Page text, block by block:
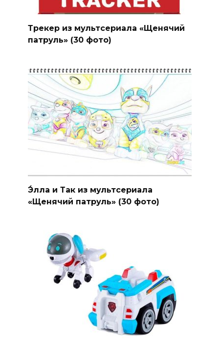
Трекер из мультсериала «Щенячий
патруль» (30 фото)
Э́лла и Так из мультсериала
«Щенячий патруль» (30 фото)